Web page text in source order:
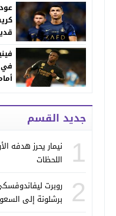
في
جديد القسم
1
نيمار يحرز هدفه
اللحظات
2
روبرت
برشلونة إلى